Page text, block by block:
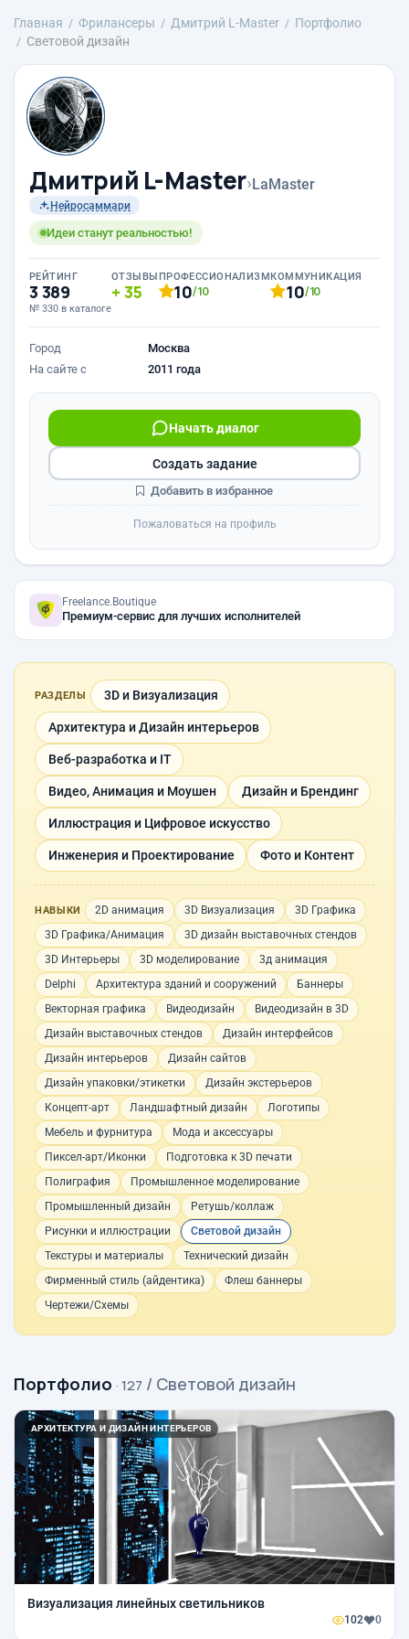
Главная Фрилансеры Дмитрий L-Master
Портфолио
Световой дизайн
Дмитрий L-Master›LaMaster
Нейросаммари
Идеи станут реальностью!
РЕЙТИНГ
3 389
№ 330 в каталоге
ОТЗЫВЫ
35
ПРОФЕССИОНАЛИЗМ
10/10
КОММУНИКАЦИЯ
10/10
Город
Москва
На сайте с
2011 года
Начать диалог
Создать задание
Добавить в избранное
Пожаловаться на профиль
Freelance.Boutique
Премиум-сервис для лучших исполнителей
РАЗДЕЛЫ 3D и Визуализация
Архитектура и Дизайн интерьеров
Веб-разработка и IT
Видео, Анимация и Моушен Дизайн и Брендинг
Иллюстрация и Цифровое искусство
Инженерия и Проектирование Фото и Контент
НАВЫКИ 2D анимация 3D Визуализация
3D Графика
3D Графика/Анимация
3D дизайн выставочных стендов
3D Интерьеры
3D моделирование
3д анимация
Delphi
Архитектура зданий и сооружений
Баннеры
Векторная графика
Видеодизайн
Видеодизайн в 3D
Дизайн выставочных стендов
Дизайн интерфейсов
Дизайн интерьеров
Дизайн сайтов
Дизайн упаковки/этикетки
Дизайн экстерьеров
Концепт-арт
Ландшафтный дизайн
Логотипы
Мебель и фурнитура
Мода и аксессуары
Пиксел-арт/Иконки
Подготовка к 3D печати
Полиграфия
Промышленное моделирование
Промышленный дизайн
Ретушь/коллаж
Рисунки и иллюстрации
Световой дизайн
Текстуры и материалы
Технический дизайн
Фирменный стиль (айдентика)
Флеш баннеры
Чертежи/Схемы
Портфолио · 127 / Световой дизайн
АРХИТЕКТУРА И ДИЗАЙН ИНТЕРЬЕРОВ
Визуализация линейных светильников
102 0